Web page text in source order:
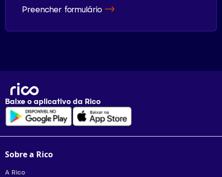
Preencher formulário
Baixe o aplicativo da Rico
Sobre a Rico
A Rico